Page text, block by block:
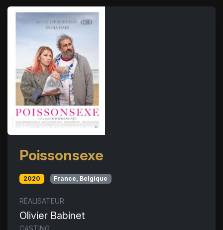
Poissonsexe
2020 France, Belgique
RÉALISATEUR
Olivier Babinet